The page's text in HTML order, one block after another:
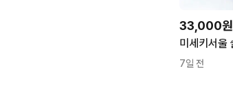
33,000원
7일 전